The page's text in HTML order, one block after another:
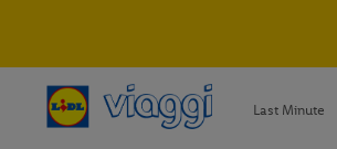
Last Minute